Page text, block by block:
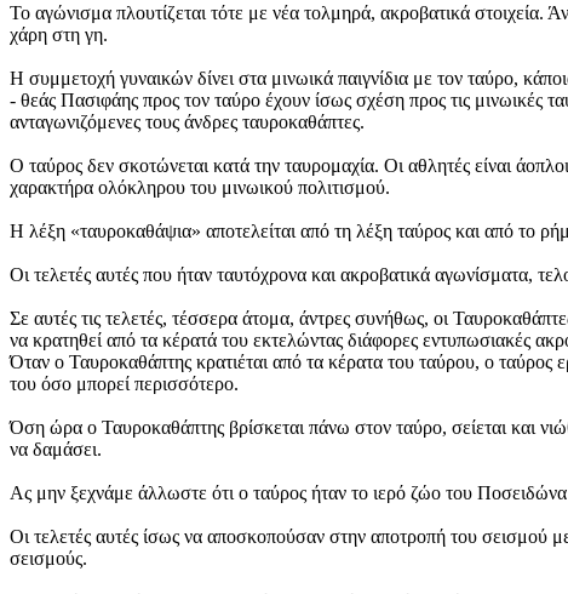
Το αγώνισμα πλουτίζεται τότε με νέα τολμηρά, ακροβατικά στοιχεία.
χάρη στη γη.
Η συμμετοχή γυναικών δίνει στα μινωικά παιγνίδια με τον ταύρο,
- θεάς Πασιφάης προς τον ταύρο έχουν ίσως σχέση προς τις μινωικές
ανταγωνιζόμενες τους άνδρες ταυροκαθάπτες.
Ο ταύρος δεν σκοτώνεται κατά την ταυρομαχία. Οι αθλητές είναι
χαρακτήρα ολόκληρου του μινωικού πολιτισμού.
Η λέξη «ταυροκαθάψια» αποτελείται από τη λέξη ταύρος και από το
Οι τελετές αυτές που ήταν ταυτόχρονα και ακροβατικά αγωνίσματα,
Σε αυτές τις τελετές, τέσσερα άτομα, άντρες συνήθως, οι
να κρατηθεί από τα κέρατά του εκτελώντας διάφορες εντυπωσιακές
Όταν ο Ταυροκαθάπτης κρατιέται από τα κέρατα του ταύρου, ο ταύρος
του όσο μπορεί περισσότερο.
Όση ώρα ο Ταυροκαθάπτης βρίσκεται πάνω στον ταύρο, σείεται και
να δαμάσει.
Ας μην ξεχνάμε άλλωστε ότι ο ταύρος ήταν το ιερό ζώο του
Οι τελετές αυτές ίσως να αποσκοπούσαν στην αποτροπή του σεισμού
σεισμούς.